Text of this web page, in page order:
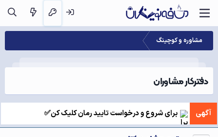
مشاوره و کوچینگ
دفترکار مشاوران
آگهی برای شروع و درخواست تایید رمان کلیک کن✅